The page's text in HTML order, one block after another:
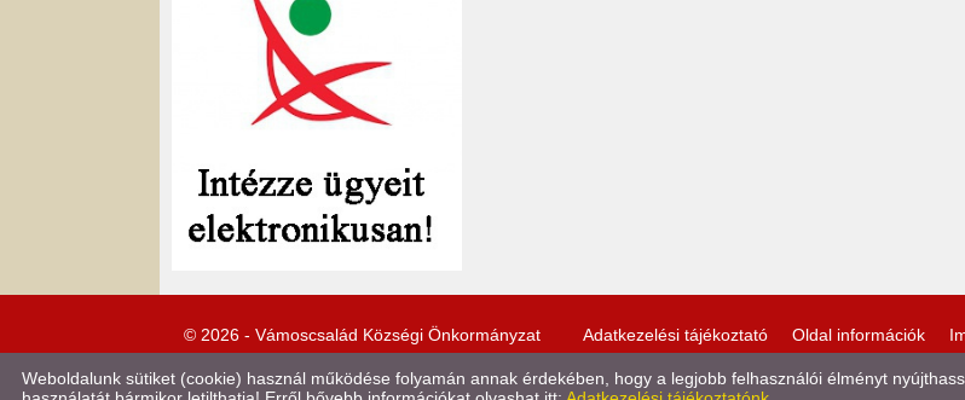
© 2026 - Vámoscsalád Községi Önkormányzat Adatkezelési tájékoztató Oldal információk
Weboldalunk sütiket (cookie) használ működése folyamán annak érdekében, hogy a legjobb felhasználói élményt